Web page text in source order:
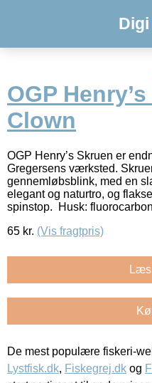
OGP
Clown
OGP Henry’s Skruen er
Gregersens værksted.
gennemløbsblink, med en
elegant og naturtro, og
spinstop. Husk:
65 kr. (Vis fragtpris)
De mest populære fiskeri-
Lystfisk.dk, Fiskegrej.dk og